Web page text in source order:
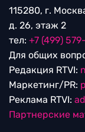
115280, г.
д. 26, этаж 2
тел: +7 (499)
Для общих
Редакция RTVI:
Маркетинг/PR:
Реклама RTVI:
Партнерские